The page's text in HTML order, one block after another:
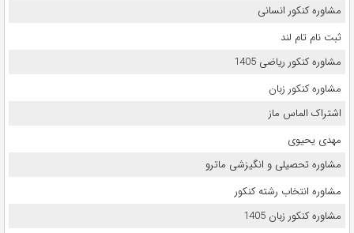
مشاوره کنکور انسانی
ثبت نام تام لند
مشاوره کنکور ریاضی 1405
مشاوره کنکور زبان
اشتراک الماس ماز
مهدی یحیوی
مشاوره تحصیلی و انگیزشی ماترو
مشاوره انتخاب رشته کنکور
مشاوره کنکور زبان 1405